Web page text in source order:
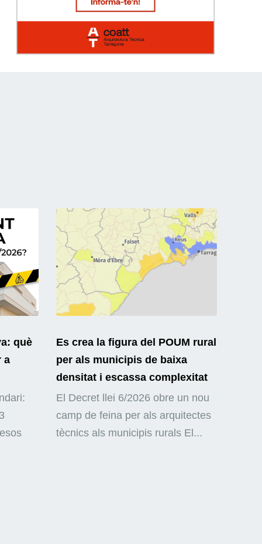
què
a
Es crea la figura del POUM rural
per als municipis de baixa
densitat i escassa complexitat
El Decret llei 6/2026 obre un nou
camp de feina per als arquitectes
tècnics als municipis rurals El...